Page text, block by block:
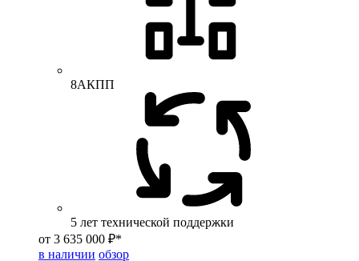
8АКПП
5 лет технической поддержки
от 3 635 000 ₽*
в наличии обзор